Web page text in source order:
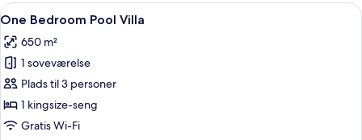
Indlæs
alle
billeder
af
One
Bedroom
Pool
En pool med stenskær, liggestole og
7
One Bedroom Pool Villa
650 m²
1 soveværelse
Plads til 3 personer
1 kingsize-seng
Gratis Wi-Fi